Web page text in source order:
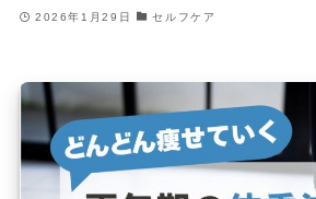
2026年1月29日 セルフケア